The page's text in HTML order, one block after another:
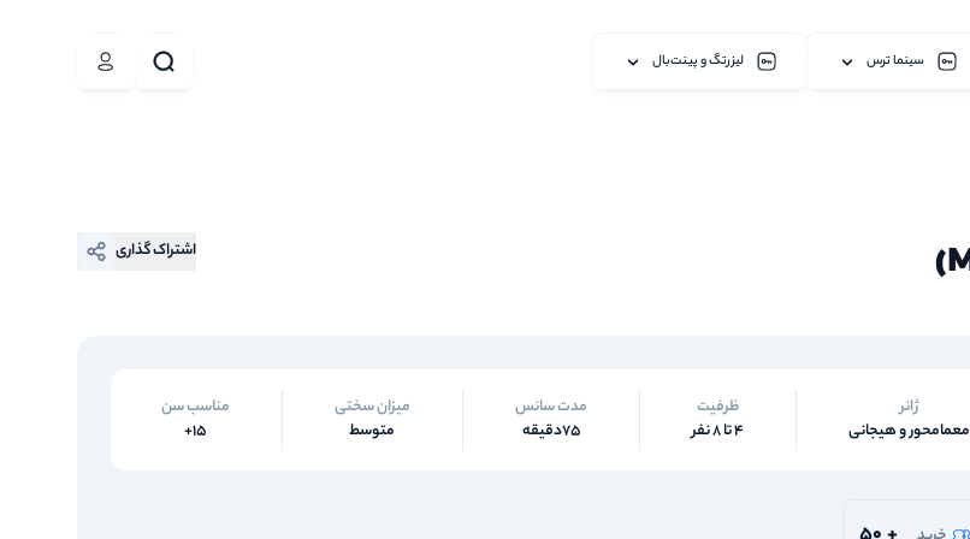
سینما ترس لیزرتگ و پینت‌بال
اشتراک گذاری
ژانر
معمامحور و هیجانی
ظرفیت
4 تا 8 نفر
مدت سانس
75دقیقه
میزان سختی
متوسط
مناسب سن
15+